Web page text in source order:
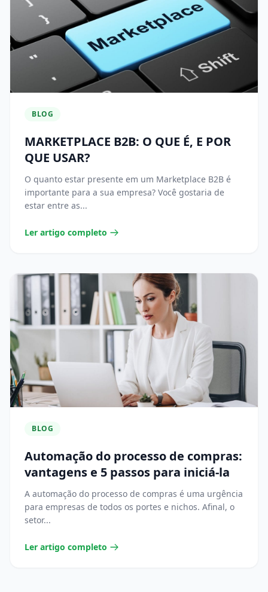
BLOG
MARKETPLACE B2B: O QUE É, E POR
QUE USAR?
O quanto estar presente em um Marketplace B2B é
importante para a sua empresa? Você gostaria de
estar entre as...
Ler artigo completo
BLOG
Automação do processo de compras:
vantagens e 5 passos para iniciá-la
A automação do processo de compras é uma urgência
para empresas de todos os portes e nichos. Afinal, o
setor...
Ler artigo completo